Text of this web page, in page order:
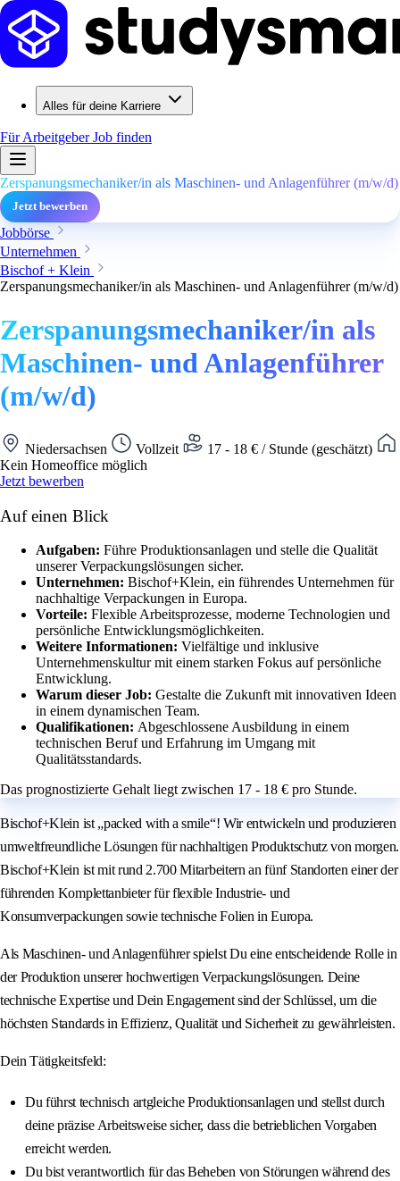
Alles für deine Karriere
Für ArbeitgeberJob finden
Zerspanungsmechaniker/in als Maschinen- und Anlagenführer (m/w/d)
Jetzt bewerben
Jobbörse
Unternehmen
Bischof + Klein
Zerspanungsmechaniker/in als Maschinen- und Anlagenführer (m/w/d)
Zerspanungsmechaniker/in als
Maschinen- und Anlagenführer
(m/w/d)
Niedersachsen Vollzeit
17 - 18 € / Stunde (geschätzt)
Kein Homeoffice möglich
Jetzt bewerben
Auf einen Blick
Aufgaben: Führe Produktionsanlagen und stelle die Qualität
unserer Verpackungslösungen sicher.
Unternehmen: Bischof+Klein, ein führendes Unternehmen für
nachhaltige Verpackungen in Europa.
Vorteile: Flexible Arbeitsprozesse, moderne Technologien und
persönliche Entwicklungsmöglichkeiten.
Weitere Informationen: Vielfältige und inklusive
Unternehmenskultur mit einem starken Fokus auf persönliche
Entwicklung.
Warum dieser Job: Gestalte die Zukunft mit innovativen Ideen
in einem dynamischen Team.
Qualifikationen: Abgeschlossene Ausbildung in einem
technischen Beruf und Erfahrung im Umgang mit
Qualitätsstandards.
Das prognostizierte Gehalt liegt zwischen 17 - 18 € pro Stunde.
Bischof+Klein ist „packed with a smile“! Wir entwickeln und produzieren
umweltfreundliche Lösungen für nachhaltigen Produktschutz von morgen.
Bischof+Klein ist mit rund 2.700 Mitarbeitern an fünf Standorten einer der
führenden Komplettanbieter für flexible Industrie- und
Konsumverpackungen sowie technische Folien in Europa.
Als Maschinen- und Anlagenführer spielst Du eine entscheidende Rolle in
der Produktion unserer hochwertigen Verpackungslösungen. Deine
technische Expertise und Dein Engagement sind der Schlüssel, um die
höchsten Standards in Effizienz, Qualität und Sicherheit zu gewährleisten.
Dein Tätigkeitsfeld:
Du führst technisch artgleiche Produktionsanlagen und stellst durch
deine präzise Arbeitsweise sicher, dass die betrieblichen Vorgaben
erreicht werden.
Du bist verantwortlich für das Beheben von Störungen während des